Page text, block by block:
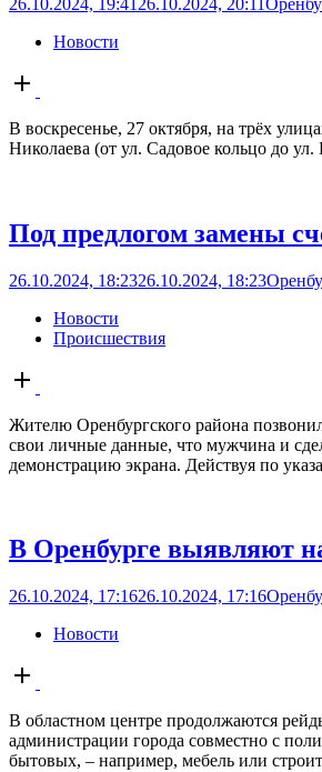
Новости
Open
post
В воскресенье, 27 октября, на трёх
Николаева (от ул. Садовое кольцо до
Под предлогом замены
26.10.2024, 18:2326.10.2024, 18:23
Новости
Происшествия
Open
post
Жителю Оренбургского района
свои личные данные, что мужчина и
демонстрацию экрана. Действуя по
В Оренбурге выявляют
26.10.2024, 17:1626.10.2024, 17:16
Новости
Open
post
В областном центре продолжаются
администрации города совместно с
бытовых, – например, мебель или